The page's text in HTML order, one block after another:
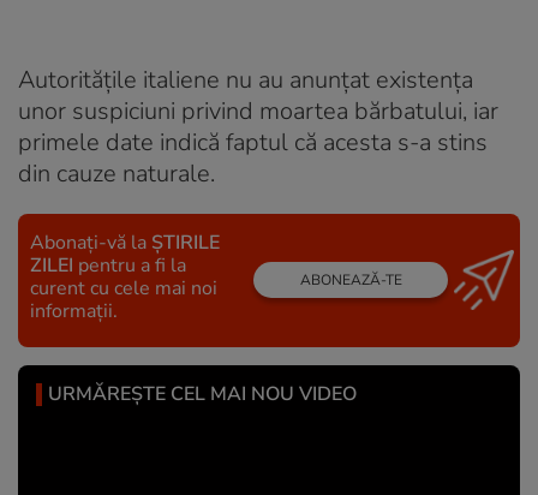
Autoritățile italiene nu au anunțat existența
unor suspiciuni privind moartea bărbatului, iar
primele date indică faptul că acesta s-a stins
din cauze naturale.
Abonați-vă la ȘTIRILE
ZILEI pentru a fi la
curent cu cele mai noi
informații.
ABONEAZĂ-TE
URMĂREȘTE CEL MAI NOU VIDEO